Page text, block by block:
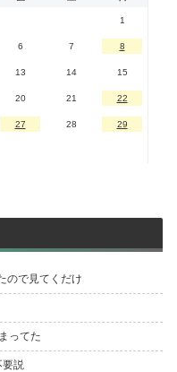
1
6 7 8
13 14 15
20 21 22
27 28 29
ので見てくだけ
ってた
要説